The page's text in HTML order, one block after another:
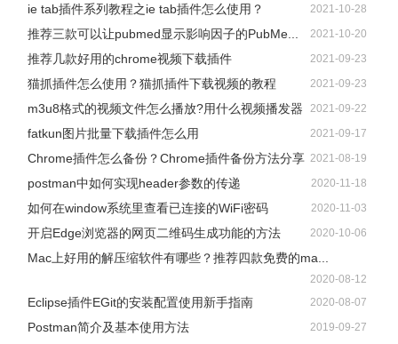
ie tab插件系列教程之ie tab插件怎么使用？ 2021-10-28
推荐三款可以让pubmed显示影响因子的PubMe... 2021-10-20
推荐几款好用的chrome视频下载插件 2021-09-23
猫抓插件怎么使用？猫抓插件下载视频的教程 2021-09-23
m3u8格式的视频文件怎么播放?用什么视频播发器 2021-09-22
fatkun图片批量下载插件怎么用 2021-09-17
Chrome插件怎么备份？Chrome插件备份方法分享 2021-08-19
postman中如何实现header参数的传递 2020-11-18
如何在window系统里查看已连接的WiFi密码 2020-11-03
开启Edge浏览器的网页二维码生成功能的方法 2020-10-06
Mac上好用的解压缩软件有哪些？推荐四款免费的ma...
2020-08-12
Eclipse插件EGit的安装配置使用新手指南 2020-08-07
Postman简介及基本使用方法 2019-09-27